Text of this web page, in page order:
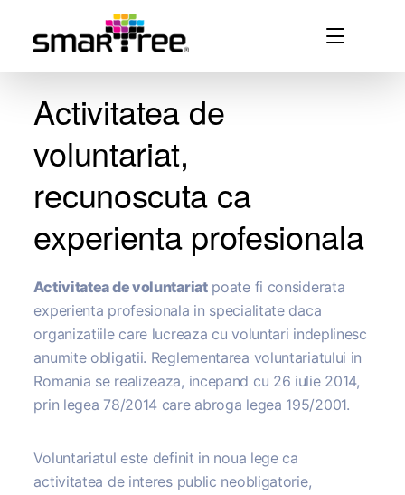
Activitatea de
voluntariat,
recunoscuta ca
experienta profesionala
Activitatea de voluntariatpoate fi considerata
experienta profesionala in specialitate daca
organizatiile care lucreaza cu voluntari indeplinesc
anumite obligatii. Reglementarea voluntariatului in
Romania se realizeaza, incepand cu 26 iulie 2014,
prin legea 78/2014 care abroga legea 195/2001.
Voluntariatul este definit in noua lege ca
activitatea de interes public neobligatorie,